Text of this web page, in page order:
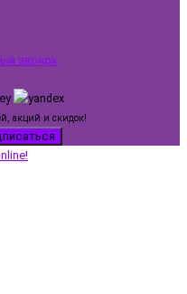
звонок
акций и скидок!